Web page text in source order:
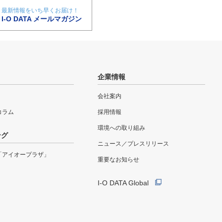
最新情報をいち早くお届け！
I-O DATA メールマガジン
ラム
イオープラザ」
企業情報
会社案内
採用情報
環境への取り組み
ニュース／プレスリリース
重要なお知らせ
I-O DATA Global